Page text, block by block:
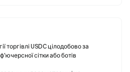
торгівлі USDC цілодобово за
сітки або ботів